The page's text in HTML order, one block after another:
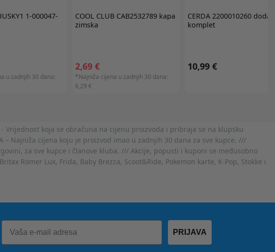
1-000047-
u zadnjih 30 dana:
COOL CLUBCAB2532789 kapa
zimska
2,69 €
*Najniža cijena u zadnjih 30 dana:
6,29 €
CERDA2200010260
komplet
10,99 €
Vrijednost koja se obračuna na cijenu proizvoda i pribraja se na klupsku
– Najniža cijena koju je proizvod imao u zadnjih 30 dana za sve kupce. ///
za sve kupce i članove kluba. /// Akcije, popusti i kuponi se međusobno
Römer Lux, Frida, Baby Brezza, Scoot&Ride, Pokemon karte, K-Pop, Stokke i
PRIJAVA